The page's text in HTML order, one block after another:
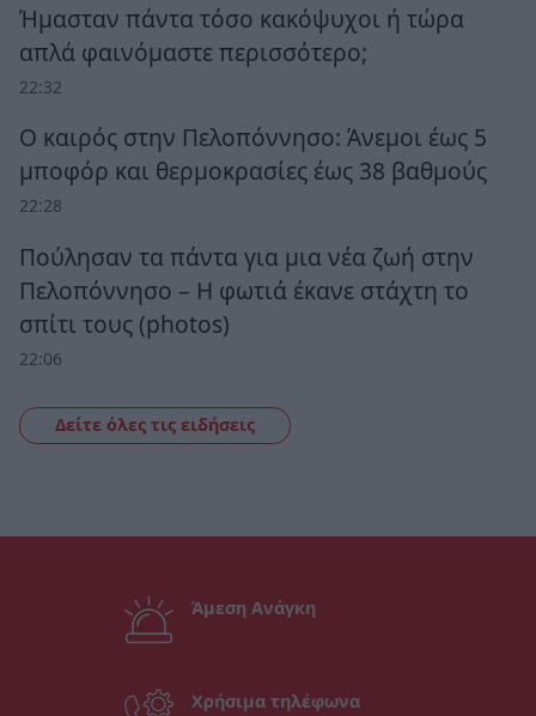
Ήμασταν πάντα τόσο κακόψυχοι ή τώρα
απλά φαινόμαστε περισσότερο;
22:32
Ο καιρός στην Πελοπόννησο: Άνεμοι έως 5
μποφόρ και θερμοκρασίες έως 38 βαθμούς
22:28
Πούλησαν τα πάντα για μια νέα ζωή στην
Πελοπόννησο – Η φωτιά έκανε στάχτη το
σπίτι τους (photos)
22:06
Δείτε όλες τις ειδήσεις
Άμεση Ανάγκη
Χρήσιμα τηλέφωνα